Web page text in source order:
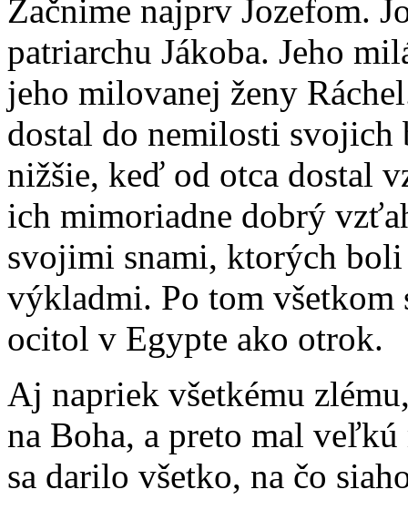
Začnime najprv Jozefom.
patriarchu Jákoba. Jeho
jeho milovanej ženy
dostal do nemilosti svojich
nižšie, keď od otca dostal
ich mimoriadne dobrý
svojimi snami, ktorých
výkladmi. Po tom všetkom
ocitol v Egypte ako otrok.
Aj napriek všetkému
na Boha, a preto mal
sa darilo všetko, na čo